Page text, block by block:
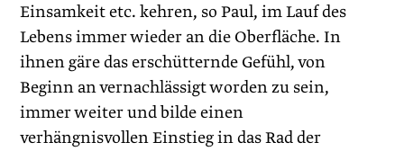
Einsamkeit etc. kehren, so Paul, im Lauf des
Lebens immer wieder an die Oberfläche. In
ihnen gäre das erschütternde Gefühl, von
Beginn an vernachlässigt worden zu sein,
immer weiter und bilde einen
verhängnisvollen Einstieg in das Rad der